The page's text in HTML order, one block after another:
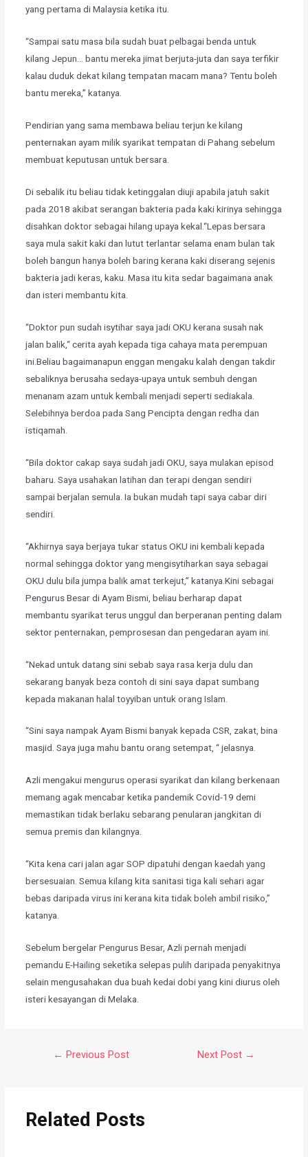
yang pertama di Malaysia ketika itu.
“Sampai satu masa bila sudah buat pelbagai benda untuk
kilang Jepun… bantu mereka jimat berjuta-juta dan saya terfikir
kalau duduk dekat kilang tempatan macam mana? Tentu boleh
bantu mereka,” katanya.
​Pendirian yang sama membawa beliau terjun ke kilang
penternakan ayam milik syarikat tempatan di Pahang sebelum
membuat keputusan untuk bersara.
​Di sebalik itu beliau tidak ketinggalan diuji apabila jatuh sakit
pada 2018 akibat serangan bakteria pada kaki kirinya sehingga
disahkan doktor sebagai hilang upaya kekal.“Lepas bersara
saya mula sakit kaki dan lutut terlantar selama enam bulan tak
boleh bangun hanya boleh baring kerana kaki diserang sejenis
bakteria jadi keras, kaku. Masa itu kita sedar bagaimana anak
dan isteri membantu kita.
​“Doktor pun sudah isytihar saya jadi OKU kerana susah nak
jalan balik,“ cerita ayah kepada tiga cahaya mata perempuan
ini.Beliau bagaimanapun enggan mengaku kalah dengan takdir
sebaliknya berusaha sedaya-upaya untuk sembuh dengan
menanam azam untuk kembali menjadi seperti sediakala.
Selebihnya berdoa pada Sang Pencipta dengan redha dan
istiqamah.
​“Bila doktor cakap saya sudah jadi OKU, saya mulakan episod
baharu. Saya usahakan latihan dan terapi dengan sendiri
sampai berjalan semula. Ia bukan mudah tapi saya cabar diri
sendiri.
​“Akhirnya saya berjaya tukar status OKU ini kembali kepada
normal sehingga doktor yang mengisytiharkan saya sebagai
OKU dulu bila jumpa balik amat terkejut,” katanya.Kini sebagai
Pengurus Besar di Ayam Bismi, beliau berharap dapat
membantu syarikat terus unggul dan berperanan penting dalam
sektor penternakan, pemprosesan dan pengedaran ayam ini.
​“Nekad untuk datang sini sebab saya rasa kerja dulu dan
sekarang banyak beza contoh di sini saya dapat sumbang
kepada makanan halal toyyiban untuk orang Islam.
​“Sini saya nampak Ayam Bismi banyak kepada CSR, zakat, bina
masjid. Saya juga mahu bantu orang setempat, “ jelasnya.
​Azli mengakui mengurus operasi syarikat dan kilang berkenaan
memang agak mencabar ketika pandemik Covid-19 demi
memastikan tidak berlaku sebarang penularan jangkitan di
semua premis dan kilangnya.
​“Kita kena cari jalan agar SOP dipatuhi dengan kaedah yang
bersesuaian. Semua kilang kita sanitasi tiga kali sehari agar
bebas daripada virus ini kerana kita tidak boleh ambil risiko,”
katanya.
​Sebelum bergelar Pengurus Besar, Azli pernah menjadi
pemandu E-Hailing seketika selepas pulih daripada penyakitnya
selain mengusahakan dua buah kedai dobi yang kini diurus oleh
isteri kesayangan di Melaka.
← Previous Post Next Post →
Related Posts